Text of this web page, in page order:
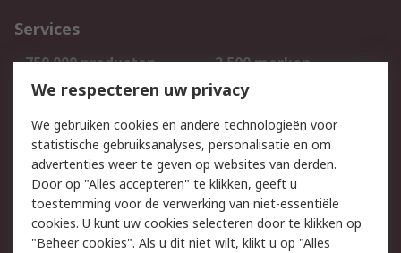
Services
750.000 producten
2.500 merken
Bestellen
Inkoopoplossingen
Track & Trace
Wettelijk
Cookiebeleid
Email veiligheid
Privacybeleid
Websitevoorwaarden
We respecteren uw privacy
We gebruiken cookies en andere technologieën voor
statistische gebruiksanalyses, personalisatie en om
advertenties weer te geven op websites van derden.
Door op "Alles accepteren" te klikken, geeft u
toestemming voor de verwerking van niet-essentiële
cookies. U kunt uw cookies selecteren door te klikken op
"Beheer cookies". Als u dit niet wilt, klikt u op "Alles